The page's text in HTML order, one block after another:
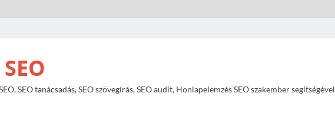
SEO tanácsadás, SEO szövegírás, SEO audit, Honlapelemzés SEO szakember segítségével